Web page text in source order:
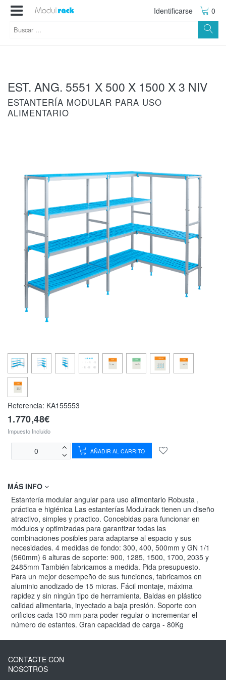
Identificarse 0
EST. ANG. 5551 X 500 X 1500 X 3 NIV
ESTANTERÍA MODULAR PARA USO
ALIMENTARIO
Referencia: KA155553
1.770,48€
Impuesto Incluido
AÑADIR AL CARRITO
MÁS INFO
Estantería modular angular para uso alimentario Robusta ,
práctica e higiénica Las estanterías Modulrack tienen un diseño
atractivo, simples y practico. Concebidas para funcionar en
módulos y optimizadas para garantizar todas las
combinaciones posibles para adaptarse al espacio y sus
necesidades. 4 medidas de fondo: 300, 400, 500mm y GN 1/1
(560mm) 6 alturas de soporte: 900, 1285, 1500, 1700, 2035 y
2485mm También fabricamos a medida. Pida presupuesto.
Para un mejor desempeño de sus funciones, fabricamos en
aluminio anodizado de 15 micras. Fácil montaje, máxima
rapidez y sin ningún tipo de herramienta. Baldas en plástico
calidad alimentaria, inyectado a baja presión. Soporte con
orificios cada 150 mm para poder regular o incrementar el
número de estantes. Gran capacidad de carga - 80Kg
CONTACTE CON
NOSOTROS